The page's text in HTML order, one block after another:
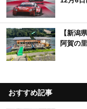
【新潟
阿賀の
おすすめ記事